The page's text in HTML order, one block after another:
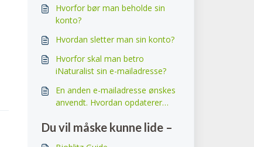
Hvorfor bør man beholde sin
konto?
Hvordan sletter man sin konto?
Hvorfor skal man betro
iNaturalist sin e-mailadresse?
En anden e-mailadresse ønskes
anvendt. Hvordan opdaterer
Du vil måske kunne lide –